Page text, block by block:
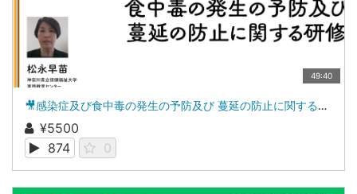
49:40
🎥感染症及び食中毒の発生の予防及び 蔓延の防止に関する研修（介護の法定研修）
¥5500
874
0